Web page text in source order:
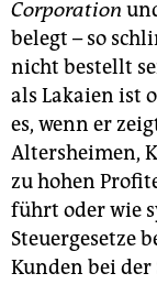
Corporation
belegt – so
nicht bestellt
als Lakaien ist
es, wenn er
Altersheimen,
zu hohen
führt oder wie
Steuergesetze
Kunden bei